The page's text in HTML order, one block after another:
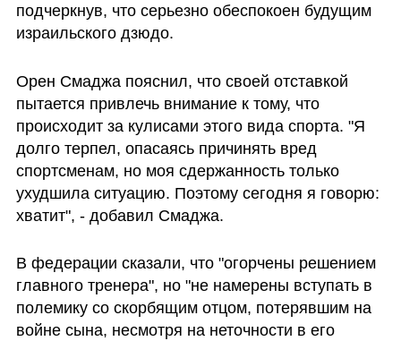
подчеркнув, что серьезно обеспокоен будущим
израильского дзюдо.
Орен Смаджа пояснил, что своей отставкой
пытается привлечь внимание к тому, что
происходит за кулисами этого вида спорта. "Я
долго терпел, опасаясь причинять вред
спортсменам, но моя сдержанность только
ухудшила ситуацию. Поэтому сегодня я говорю:
хватит", - добавил Смаджа.
В федерации сказали, что "огорчены решением
главного тренера", но "не намерены вступать в
полемику со скорбящим отцом, потерявшим на
войне сына, несмотря на неточности в его